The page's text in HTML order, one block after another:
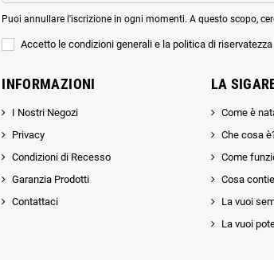
Puoi annullare l'iscrizione in ogni momenti. A questo scopo,
Accetto le condizioni generali e la politica di riservatezza
INFORMAZIONI
I Nostri Negozi
Privacy
Condizioni di Recesso
Garanzia Prodotti
Contattaci
LA
Come è
Che cosa
Come
Cosa
La vuoi
La vuoi